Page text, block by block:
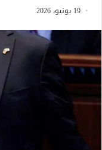
19 يونيو، 2026